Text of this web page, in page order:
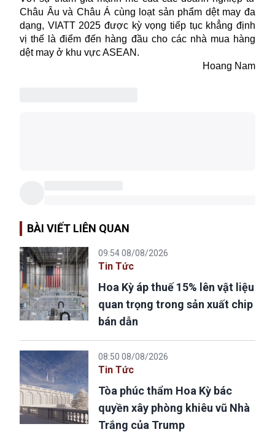
Châu Âu và Châu Á cùng loạt sản phẩm dệt may đa
dạng, VIATT 2025 được kỳ vọng tiếp tục khẳng định
vị thế là điểm đến hàng đầu cho các nhà mua hàng
dệt may ở khu vực ASEAN.
Hoang Nam
BÀI VIẾT LIÊN QUAN
09:54 08/08/2026
Tin Tức
Hoa Kỳ áp thuế 15% lên vật liệu
quan trọng trong sản xuất chip
bán dẫn
08:50 08/08/2026
Tin Tức
Tòa phúc thẩm Hoa Kỳ bác
quyền xây phòng khiêu vũ Nhà
Trắng của Trump